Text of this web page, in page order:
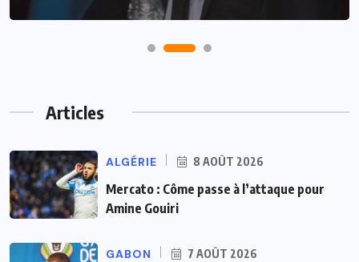
Articles
ALGÉRIE 8 AOÛT 2026
Mercato : Côme passe à l’attaque pour
Amine Gouiri
GABON 7 AOÛT 2026